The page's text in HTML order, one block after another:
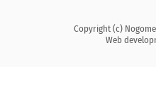
Copyright (c)
Web